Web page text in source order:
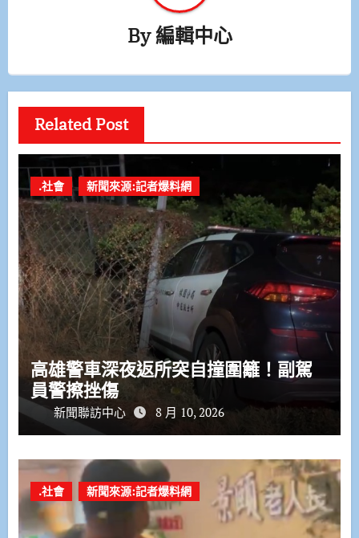
By編輯中心
Related Post
.社會 新聞來源:記者爆料網
高雄警車深夜返所突自撞圍籬！副駕
員警擦挫傷
新聞聯訪中心 8 月 10, 2026
.社會 新聞來源:記者爆料網